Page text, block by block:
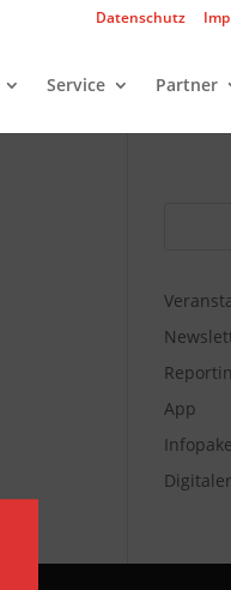
Datenschutz
Service Partner
App